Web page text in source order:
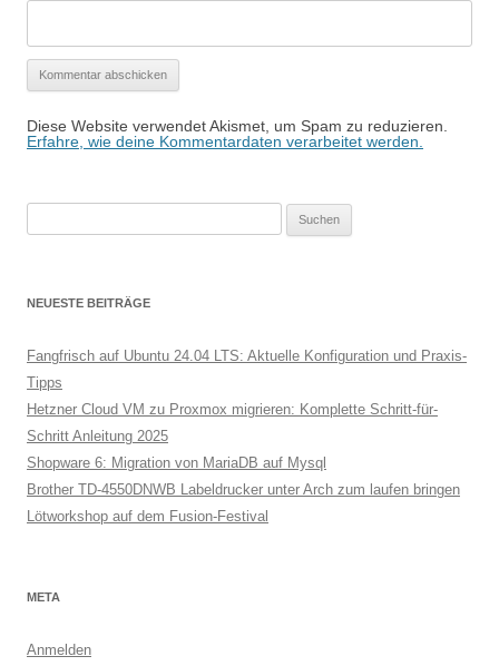
Diese Website verwendet Akismet, um Spam zu reduzieren.
Erfahre, wie deine Kommentardaten verarbeitet werden.
NEUESTE BEITRÄGE
Fangfrisch auf Ubuntu 24.04 LTS: Aktuelle Konfiguration und Praxis-
Tipps
Hetzner Cloud VM zu Proxmox migrieren: Komplette Schritt-für-
Schritt Anleitung 2025
Shopware 6: Migration von MariaDB auf Mysql
Brother TD-4550DNWB Labeldrucker unter Arch zum laufen bringen
Lötworkshop auf dem Fusion-Festival
META
Anmelden